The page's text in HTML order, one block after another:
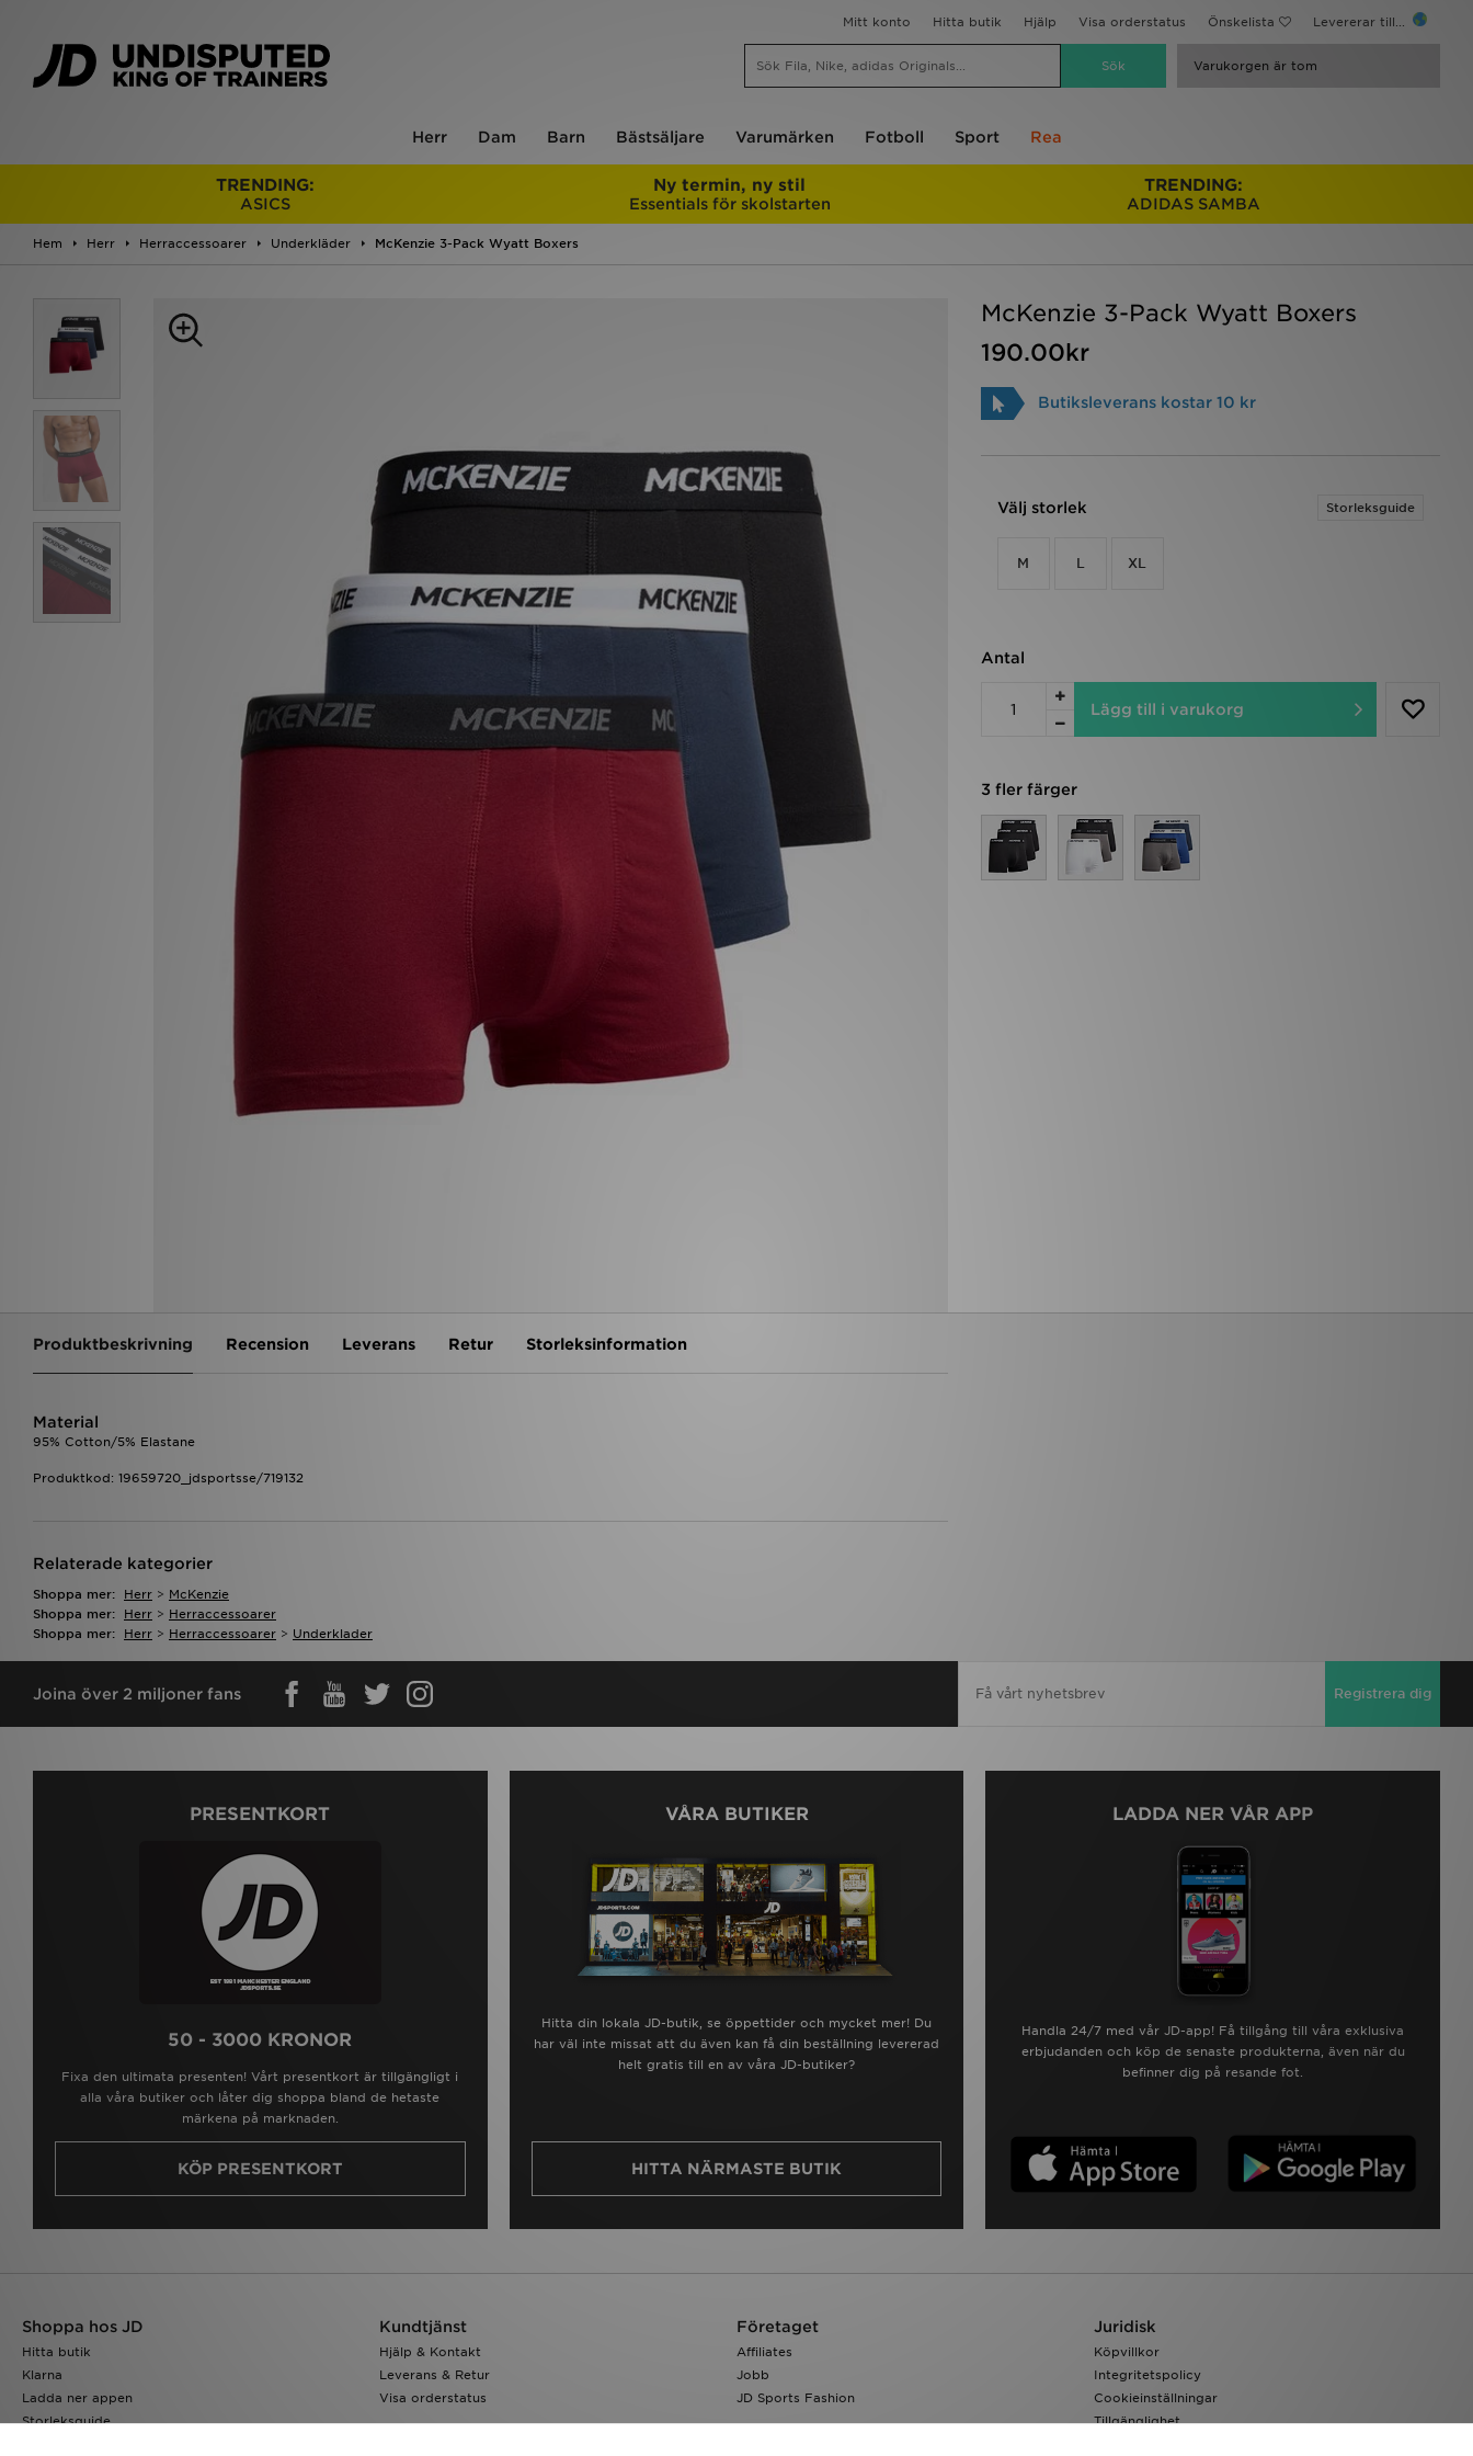
Mitt konto Hitta butik Hjälp Visa orderstatus Önskelista Levererar till...
Varukorgen är tom
Herr Dam Barn Bästsäljare Varumärken Fotboll Sport Rea
TRENDING:
ASICS
Ny termin, ny stil
Essentials för skolstarten
TRENDING:
ADIDAS SAMBA
Hem Herr Herraccessoarer Underkläder McKenzie 3-Pack Wyatt Boxers
McKenzie 3-Pack Wyatt Boxers
190.00kr
Butiksleverans kostar 10 kr
Välj storlek Storleksguide
M L XL
Antal
Lägg till i varukorg
3 fler färger
Produktbeskrivning Recension Leverans Retur Storleksinformation
Material
95% Cotton/5% Elastane
Produktkod: 19659720_jdsportsse/719132
Relaterade kategorier
Shoppa mer: Herr > McKenzie
Shoppa mer:
Herr > Herraccessoarer
Shoppa mer:
Herr > Herraccessoarer > Underklader
Joina över 2 miljoner fans Registrera dig
PRESENTKORT
50 - 3000 KRONOR
Fixa den ultimata presenten! Vårt presentkort är tillgängligt i
alla våra butiker och låter dig shoppa bland de hetaste
märkena på marknaden.
KÖP PRESENTKORT
VÅRA BUTIKER
Hitta din lokala JD-butik, se öppettider och mycket mer! Du
har väl inte missat att du även kan få din beställning levererad
helt gratis till en av våra JD-butiker?
HITTA NÄRMASTE BUTIK
LADDA NER VÅR APP
Handla 24/7 med vår JD-app! Få tillgång till våra exklusiva
erbjudanden och köp de senaste produkterna, även när du
befinner dig på resande fot.
Shoppa hos JD
Hitta butik
Klarna
Ladda ner appen
Storleksguide
Kundtjänst
Hjälp & Kontakt
Leverans & Retur
Visa orderstatus
Företaget
Affiliates
Jobb
JD Sports Fashion
Juridisk
Köpvillkor
Integritetspolicy
Cookieinställningar
Tillgänglighet